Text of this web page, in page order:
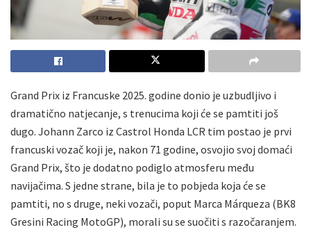
Grand Prix iz Francuske 2025. godine donio je uzbudljivo i
dramatično natjecanje, s trenucima koji će se pamtiti još
dugo. Johann Zarco iz Castrol Honda LCR tim postao je prvi
francuski vozač koji je, nakon 71 godine, osvojio svoj domaći
Grand Prix, što je dodatno podiglo atmosferu među
navijačima. S jedne strane, bila je to pobjeda koja će se
pamtiti, no s druge, neki vozači, poput Marca Márqueza (BK8
Gresini Racing MotoGP), morali su se suočiti s razočaranjem.